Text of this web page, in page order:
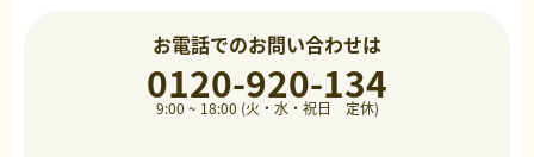
お電話でのお問い合わせは
0120-920-134
9:00 ~ 18:00 (火・水・祝日 定休)